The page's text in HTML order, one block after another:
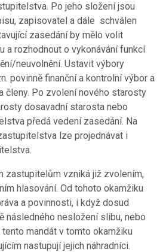
Po jeho složení jsou
zapisovatel a dále schválen
zasedání by mělo volit
a rozhodnout o vykonávání funkcí
neuvolnění. Ustavit výbory
povinně finanční a kontrolní výbor a
členy. Po zvolení nového starosty
dosavadní starosta nebo
předá vedení zasedání. Na
lze projednávat i
zastupitelům vzniká již zvolením,
hlasování. Od tohoto okamžiku
a povinnosti, i když dosud
následného nesložení slibu, nebo
mandát v tomto okamžiku
nastupují jejich náhradníci.